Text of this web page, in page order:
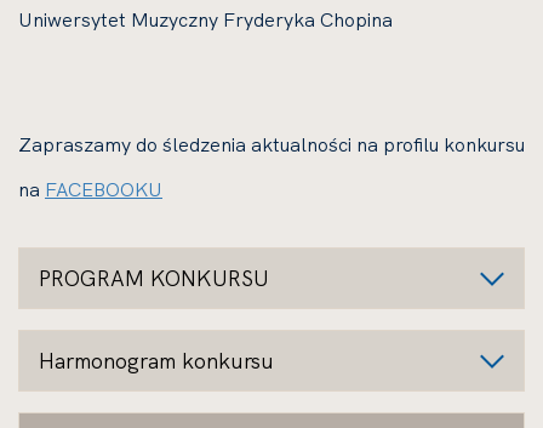
Uniwersytet Muzyczny Fryderyka Chopina
Zapraszamy do śledzenia aktualności na profilu konkursu
na FACEBOOKU
PROGRAM KONKURSU
Harmonogram konkursu